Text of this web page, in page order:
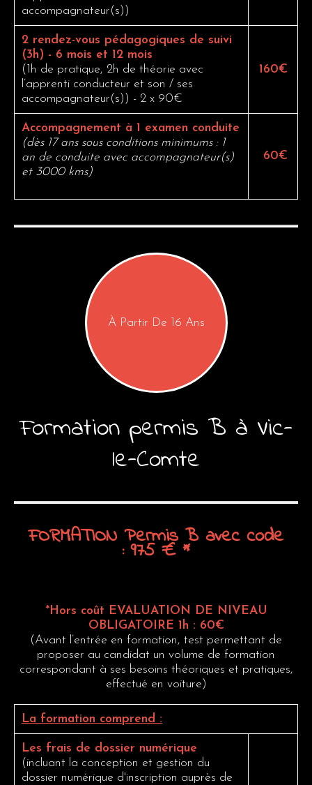
accompagnateur(s))
2 rendez-vous pédagogiques de suivi
(3h) - 6 mois et 12 mois
(1h de pratique, 2h de théorie avec
l’apprenti conducteur et son / ses
accompagnateur(s)) - 2 x 90€
160€
Accompagnement à 1 examen conduite
(dès 17 ans sous conditions minimums : 1
an de conduite avec accompagnateur(s)
et 3000 kms)
60€
À Partir De 16 Ans
Formation permis B à Vic-
le-Comte
FORMATION Permis B avec code
: 975 € *
*Hors coût EVALUATION DE NIVEAU
OBLIGATOIRE 1h : 60€
(Avant l’entrée en formation, test permettant de
proposer au candidat un volume de formation
correspondant à ses besoins théoriques et pratiques,
effectué en voiture)
La formation comprend :
Les frais de dossier numérique
(incluant la conception et gestion du
dossier numérique d'inscription auprès de